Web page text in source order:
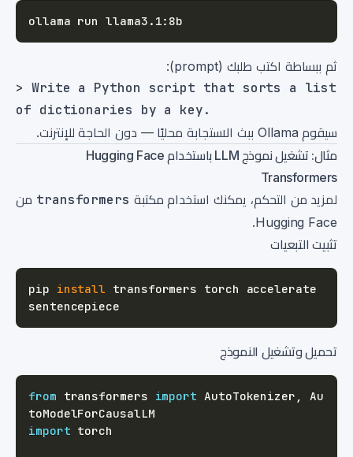
ثم ببساطة اكتب طلبك (prompt):
> Write a Python script that sorts a list
سيقوم Ollama ببث الاستجابة محليًا — دون الحاجة للإنترنت.
مثال: تشغيل نموذج LLM باستخدام Hugging Face
Transformers
لمزيد من التحكم، يمكنك استخدام مكتبة transformers من
Hugging Face.
تثبيت التبعيات
pip install transformers torch accelerate
تحميل وتشغيل النموذج
from transformers import AutoTokenizer ,
Au
import